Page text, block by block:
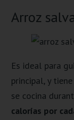
Arroz
Es ideal para
principal, y
se cocina
calorías por